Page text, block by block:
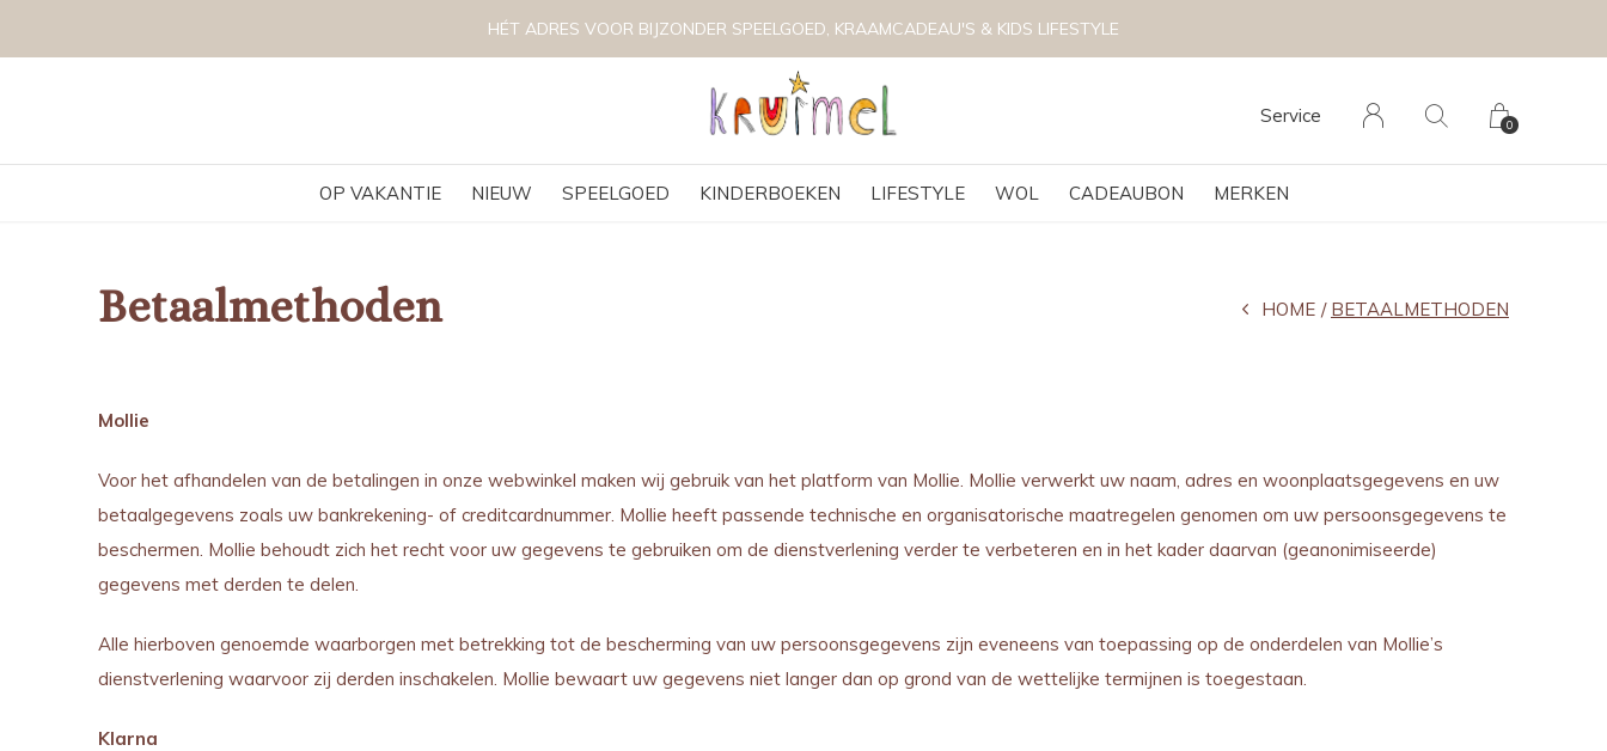
OP VAKANTIE NIEUW SPEELGOED KINDERBOEKEN LIFESTYLE WOL CADEAUBON MERKEN
Service 0
HÉT ADRES VOOR BIJZONDER SPEELGOED, KRAAMCADEAU'S & KIDS LIFESTYLE
Betaalmethoden HOME BETAALMETHODEN
Mollie
Voor het afhandelen van de betalingen in onze webwinkel maken wij gebruik van het platform van Mollie. Mollie verwerkt uw naam, adres en woonplaatsgegevens en uw
betaalgegevens zoals uw bankrekening- of creditcardnummer. Mollie heeft passende technische en organisatorische maatregelen genomen om uw persoonsgegevens te
beschermen. Mollie behoudt zich het recht voor uw gegevens te gebruiken om de dienstverlening verder te verbeteren en in het kader daarvan (geanonimiseerde)
gegevens met derden te delen.
Alle hierboven genoemde waarborgen met betrekking tot de bescherming van uw persoonsgegevens zijn eveneens van toepassing op de onderdelen van Mollie’s
dienstverlening waarvoor zij derden inschakelen. Mollie bewaart uw gegevens niet langer dan op grond van de wettelijke termijnen is toegestaan.
Klarna